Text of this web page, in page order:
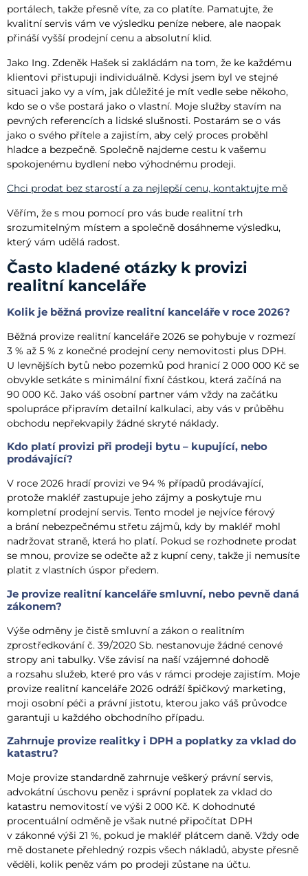
portálech, takže přesně víte, za co platíte. Pamatujte, že
kvalitní servis vám ve výsledku peníze nebere, ale naopak
přináší vyšší prodejní cenu a absolutní klid.
Jako Ing. Zdeněk Hašek si zakládám na tom, že ke každému
klientovi přistupuji individuálně. Kdysi jsem byl ve stejné
situaci jako vy a vím, jak důležité je mít vedle sebe někoho,
kdo se o vše postará jako o vlastní. Moje služby stavím na
pevných referencích a lidské slušnosti. Postarám se o vás
jako o svého přítele a zajistím, aby celý proces proběhl
hladce a bezpečně. Společně najdeme cestu k vašemu
spokojenému bydlení nebo výhodnému prodeji.
Chci prodat bez starostí a za nejlepší cenu, kontaktujte mě
Věřím, že s mou pomocí pro vás bude realitní trh
srozumitelným místem a společně dosáhneme výsledku,
který vám udělá radost.
Často kladené otázky k provizi
realitní kanceláře
Kolik je běžná provize realitní kanceláře v roce 2026?
Běžná provize realitní kanceláře 2026 se pohybuje v rozmezí
3 % až 5 % z konečné prodejní ceny nemovitosti plus DPH.
U levnějších bytů nebo pozemků pod hranicí 2 000 000 Kč se
obvykle setkáte s minimální fixní částkou, která začíná na
90 000 Kč. Jako váš osobní partner vám vždy na začátku
spolupráce připravím detailní kalkulaci, aby vás v průběhu
obchodu nepřekvapily žádné skryté náklady.
Kdo platí provizi při prodeji bytu – kupující, nebo
prodávající?
V roce 2026 hradí provizi ve 94 % případů prodávající,
protože makléř zastupuje jeho zájmy a poskytuje mu
kompletní prodejní servis. Tento model je nejvíce férový
a brání nebezpečnému střetu zájmů, kdy by makléř mohl
nadržovat straně, která ho platí. Pokud se rozhodnete prodat
se mnou, provize se odečte až z kupní ceny, takže ji nemusíte
platit z vlastních úspor předem.
Je provize realitní kanceláře smluvní, nebo pevně daná
zákonem?
Výše odměny je čistě smluvní a zákon o realitním
zprostředkování č. 39/2020 Sb. nestanovuje žádné cenové
stropy ani tabulky. Vše závisí na naší vzájemné dohodě
a rozsahu služeb, které pro vás v rámci prodeje zajistím. Moje
provize realitní kanceláře 2026 odráží špičkový marketing,
moji osobní péči a právní jistotu, kterou jako váš průvodce
garantuji u každého obchodního případu.
Zahrnuje provize realitky i DPH a poplatky za vklad do
katastru?
Moje provize standardně zahrnuje veškerý právní servis,
advokátní úschovu peněz i správní poplatek za vklad do
katastru nemovitostí ve výši 2 000 Kč. K dohodnuté
procentuální odměně je však nutné připočítat DPH
v zákonné výši 21 %, pokud je makléř plátcem daně. Vždy ode
mě dostanete přehledný rozpis všech nákladů, abyste přesně
věděli, kolik peněz vám po prodeji zůstane na účtu.